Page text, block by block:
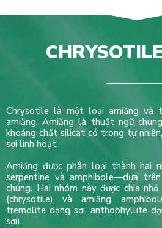
Chrysotile là một loại amiăng và
amiăng. Amiăng là thuật ngữ
khoáng chất silicat có trong tự
sợi linh hoạt.
Amiăng được phân loại thành hai
serpentine và amphibole—dựa
chúng. Hai nhóm này được chia
(chrysotile) và amiăng
tremolite dạng sợi, anthophyllite
sợi).